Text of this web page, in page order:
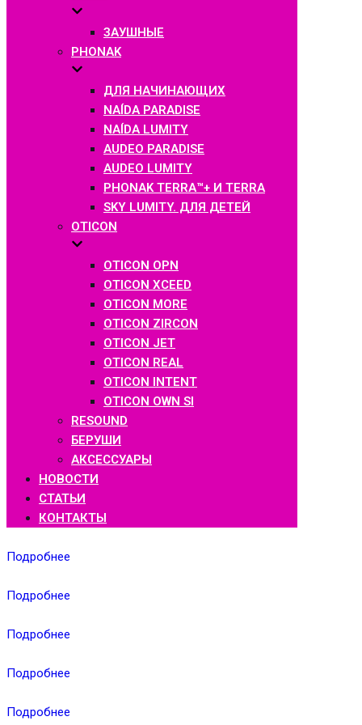
ЗАУШНЫЕ
PHONAK
ДЛЯ НАЧИНАЮЩИХ
NAÍDA PARADISE
NAÍDA LUMITY
AUDEO PARADISE
AUDEO LUMITY
PHONAK TERRA™+ И TERRA
SKY LUMITY. ДЛЯ ДЕТЕЙ
OTICON
OTICON OPN
OTICON XCEED
OTICON MORE
OTICON ZIRCON
OTICON JET
OTICON REAL
OTICON INTENT
OTICON OWN SI
RESOUND
БЕРУШИ
АКСЕССУАРЫ
НОВОСТИ
СТАТЬИ
КОНТАКТЫ
Подробнее
Подробнее
Подробнее
Подробнее
Подробнее